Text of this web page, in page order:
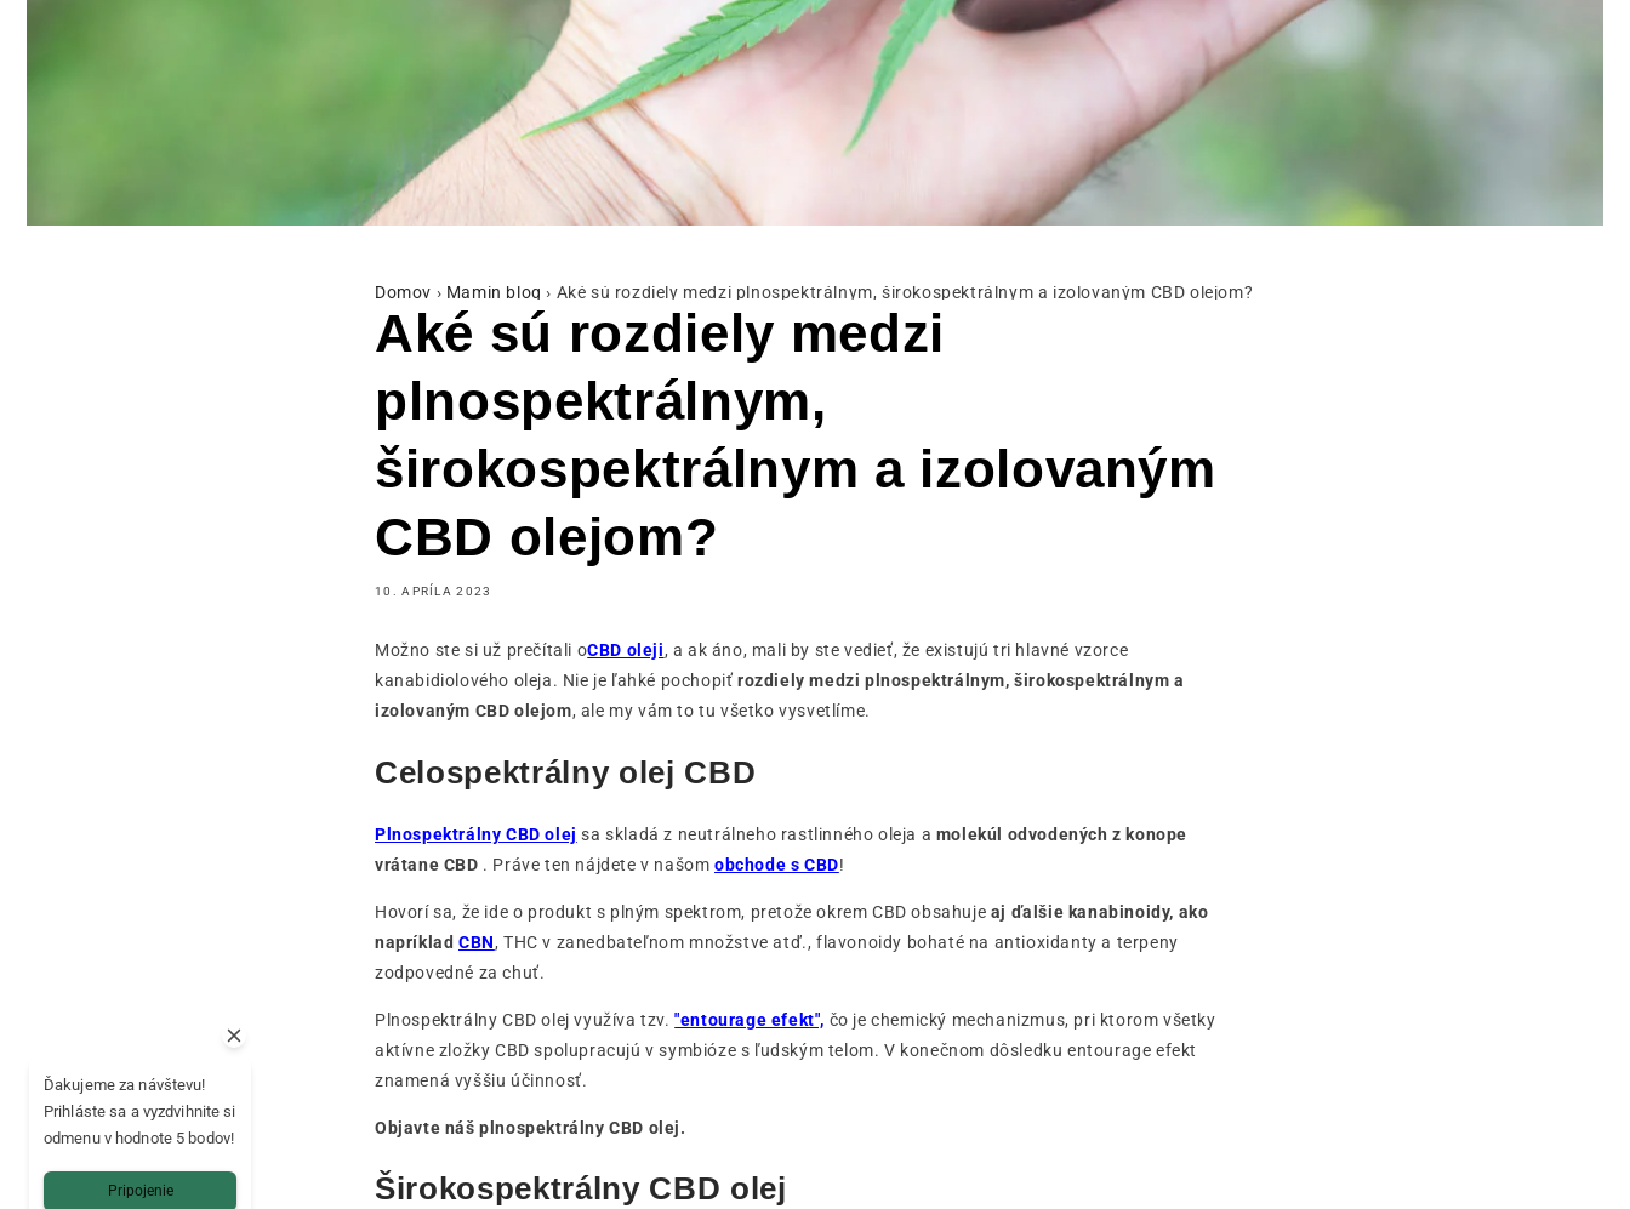
Domov › Mamin blog › Aké sú rozdiely medzi plnospektrálnym, širokospektrálnym a izolovaným CBD olejom?
Aké sú rozdiely medzi
plnospektrálnym,
širokospektrálnym a izolovaným
CBD olejom?
10. APRÍLA 2023
Možno ste si už prečítali oCBD oleji, a ak áno, mali by ste vedieť, že existujú tri hlavné vzorce
kanabidiolového oleja. Nie je ľahké pochopiťrozdiely medzi plnospektrálnym, širokospektrálnym a
izolovaným CBD olejom, ale my vám to tu všetko vysvetlíme.
Celospektrálny olej CBD
Plnospektrálny CBD olej sa skladá z neutrálneho rastlinného oleja a molekúl odvodených z konope
vrátane CBD . Práve ten nájdete v našomobchode s CBD!
Hovorí sa, že ide o produkt s plným spektrom, pretože okrem CBD obsahuje aj ďalšie kanabinoidy, ako
napríklad CBN, THC v zanedbateľnom množstve atď., flavonoidy bohaté na antioxidanty a terpeny
zodpovedné za chuť.
Plnospektrálny CBD olej využíva tzv."entourage efekt", čo je chemický mechanizmus, pri ktorom všetky
aktívne zložky CBD spolupracujú v symbióze s ľudským telom. V konečnom dôsledku entourage efekt
znamená vyššiu účinnosť.
Objavte náš plnospektrálny CBD olej.
Širokospektrálny CBD olej
Ďakujeme za návštevu!
Prihláste sa a vyzdvihnite si
odmenu v hodnote 5 bodov!
Pripojenie